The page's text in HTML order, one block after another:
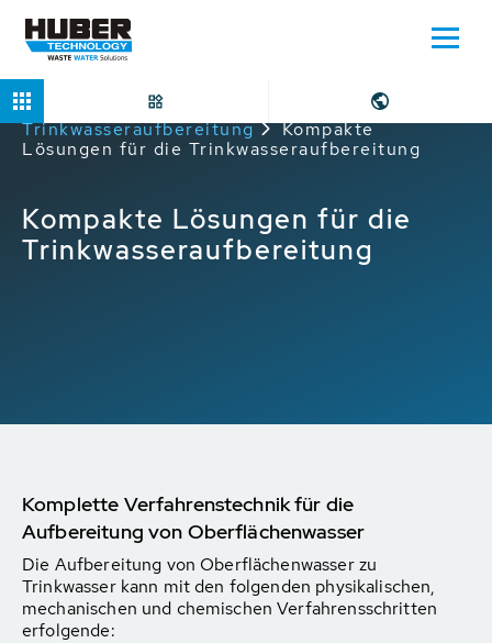
Home
Anwendungen
Trinkwasseraufbereitung
Kompakte
Lösungen für die Trinkwasseraufbereitung
Kompakte Lösungen für die
Trinkwasseraufbereitung
Komplette Verfahrenstechnik für die
Aufbereitung von Oberflächenwasser
Die Aufbereitung von Oberflächenwasser zu
Trinkwasser kann mit den folgenden physikalischen,
mechanischen und chemischen Verfahrensschritten
erfolgende: